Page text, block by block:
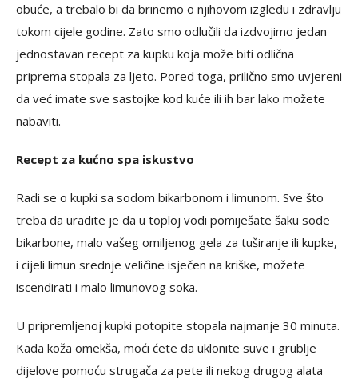
obuće, a trebalo bi da brinemo o njihovom izgledu i zdravlju
tokom cijele godine. Zato smo odlučili da izdvojimo jedan
jednostavan recept za kupku koja može biti odlična
priprema stopala za ljeto. Pored toga, prilično smo uvjereni
da već imate sve sastojke kod kuće ili ih bar lako možete
nabaviti.
Recept za kućno spa iskustvo
Radi se o kupki sa sodom bikarbonom i limunom. Sve što
treba da uradite je da u toploj vodi pomiješate šaku sode
bikarbone, malo vašeg omiljenog gela za tuširanje ili kupke,
i cijeli limun srednje veličine isječen na kriške, možete
iscendirati i malo limunovog soka.
U pripremljenoj kupki potopite stopala najmanje 30 minuta.
Kada koža omekša, moći ćete da uklonite suve i grublje
dijelove pomoću strugača za pete ili nekog drugog alata